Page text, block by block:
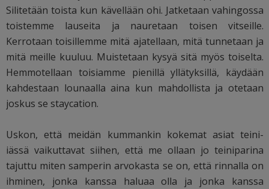
Silitetään toista kun kävellään ohi. Jatketaan vahingossa
toistemme lauseita ja nauretaan toisen vitseille.
Kerrotaan toisillemme mitä ajatellaan, mitä tunnetaan ja
mitä meille kuuluu. Muistetaan kysyä sitä myös toiselta.
Hemmotellaan toisiamme pienillä yllätyksillä, käydään
kahdestaan lounaalla aina kun mahdollista ja otetaan
joskus se staycation.
Uskon, että meidän kummankin kokemat asiat teini-
iässä vaikuttavat siihen, että me ollaan jo teiniparina
tajuttu miten samperin arvokasta se on, että rinnalla on
ihminen, jonka kanssa haluaa olla ja jonka kanssa